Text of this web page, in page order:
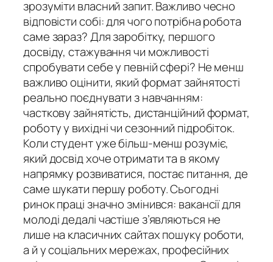
зрозуміти власний запит. Важливо чесно
відповісти собі: для чого потрібна робота
саме зараз? Для заробітку, першого
досвіду, стажування чи можливості
спробувати себе у певній сфері? Не менш
важливо оцінити, який формат зайнятості
реально поєднувати з навчанням:
часткову зайнятість, дистанційний формат,
роботу у вихідні чи сезонний підробіток.
Коли студент уже більш-менш розуміє,
який досвід хоче отримати та в якому
напрямку розвиватися, постає питання, де
саме шукати першу роботу. Сьогодні
ринок праці значно змінився: вакансії для
молоді дедалі частіше з’являються не
лише на класичних сайтах пошуку роботи,
а й у соціальних мережах, професійних